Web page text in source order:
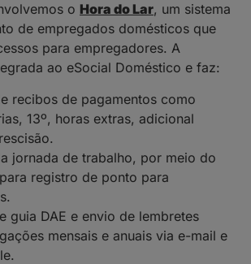
o Hora do Lar, um sistema
de empregados domésticos que
para empregadores. A
ao eSocial Doméstico e faz:
recibos de pagamentos como
13º, horas extras, adicional
jornada de trabalho, por meio do
registro de ponto para
guia DAE e envio de lembretes
mensais e anuais via e-mail e